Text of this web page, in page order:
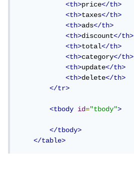
<th>price</th>
<th>taxes</th>
<th>ads</th>
<th>discount</th>
<th>total</th>
<th>category</th>
<th>update</th>
<th>delete</th>
</tr>
<tbody id="tbody">
</tbody>
</table>